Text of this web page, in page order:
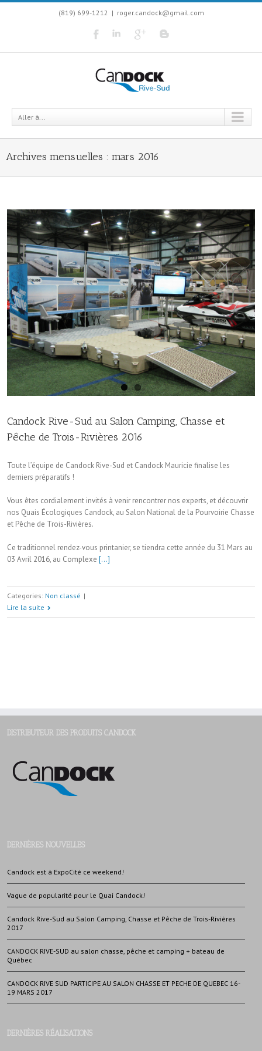
(819) 699-1212 | roger.candock@gmail.com
Aller à...
Archives mensuelles : mars 2016
Candock Rive-Sud au Salon Camping, Chasse et
Pêche de Trois-Rivières 2016
Toute l’équipe de Candock Rive-Sud et Candock Mauricie finalise les
derniers préparatifs !
Vous êtes cordialement invités à venir rencontrer nos experts, et découvrir
nos Quais Écologiques Candock, au Salon National de la Pourvoirie Chasse
et Pêche de Trois-Rivières.
Ce traditionnel rendez-vous printanier, se tiendra cette année du 31 Mars au
03 Avril 2016, au Complexe […]
Categories: Non classé |
Lire la suite
DISTRIBUTEUR DES PRODUITS CANDOCK
DERNIÈRES NOUVELLES
Candock est à ExpoCité ce weekend!
Vague de popularité pour le Quai Candock!
Candock Rive-Sud au Salon Camping, Chasse et Pêche de Trois-Rivières
2017
CANDOCK RIVE-SUD au salon chasse, pêche et camping + bateau de
Québec
CANDOCK RIVE SUD PARTICIPE AU SALON CHASSE ET PECHE DE QUEBEC 16-
19 MARS 2017
DERNIÈRES RÉALISATIONS